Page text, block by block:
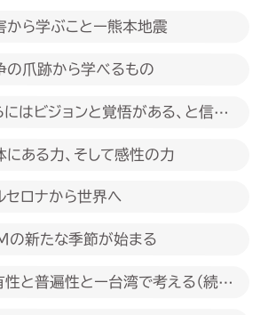
ら学ぶことー熊本地震
爪跡から学べるもの
はビジョンと覚悟がある、と信じ
ある力、そして感性の力
ロナから世界へ
新たな季節が始まる
と普遍性とー台湾で考える（続